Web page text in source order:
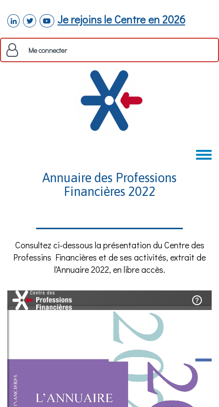
linkedintwitteryoutube
Je rejoins le Centre en 2026
Me connecter
Toggle
Annuaire des Professions
Financières 2022
Consultez ci-dessous la présentation du Centre des
Professins Financières et de ses activités, extrait de
l'Annuaire 2022, en libre accès.